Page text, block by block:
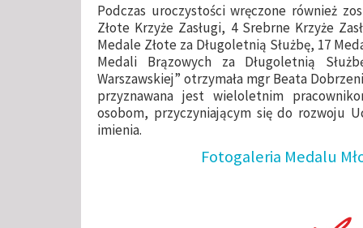
Podczas uroczystości wręczone również
Złote Krzyże Zasługi, 4 Srebrne Krzyże
Medale Złote za Długoletnią Służbę, 17
Medali Brązowych za Długoletnią
Warszawskiej” otrzymała mgr Beata
przyznawana jest wieloletnim
osobom, przyczyniającym się do rozwoju
imienia.
Fotogaleria Medalu